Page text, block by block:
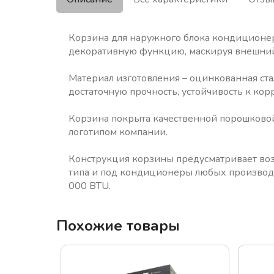
Корзина для наружного блока
декоративную функцию, маскируя
Материал изготовления – оцинкованная
достаточную прочность, устойчивость к
Корзина покрыта качественной
логотипом компании.
Конструкция корзины предусматривает
типа и под кондиционеры любых
000 BTU.
Похожие товары